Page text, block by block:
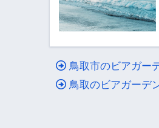
鳥取市のビアガー
鳥取のビアガーデ